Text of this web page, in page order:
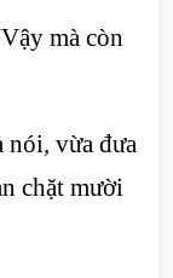
mà còn
nói, vừa đưa
chặt mười